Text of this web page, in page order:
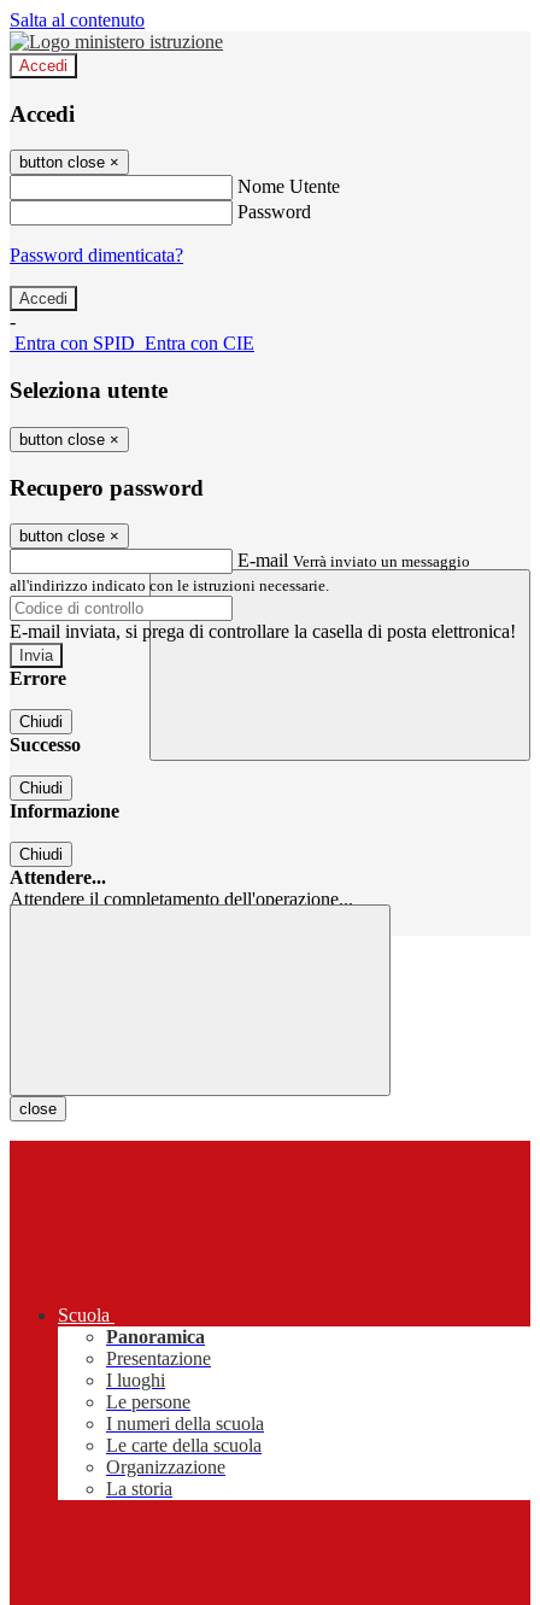
Salta al contenuto
Accedi
Accedi
button close ×
Nome Utente
Password
Password dimenticata?
-
Entra con SPID Entra con CIE
Seleziona utente
button close ×
Recupero password
button close ×
E-mail Verrà inviato un messaggio
all'indirizzo indicato con le istruzioni necessarie.
E-mail inviata, si prega di controllare la casella di posta elettronica!
Errore
Chiudi
Successo
Chiudi
Informazione
Chiudi
Attendere...
Attendere il completamento dell'operazione...
close
Scuola
Panoramica
Presentazione
I luoghi
Le persone
I numeri della scuola
Le carte della scuola
Organizzazione
La storia